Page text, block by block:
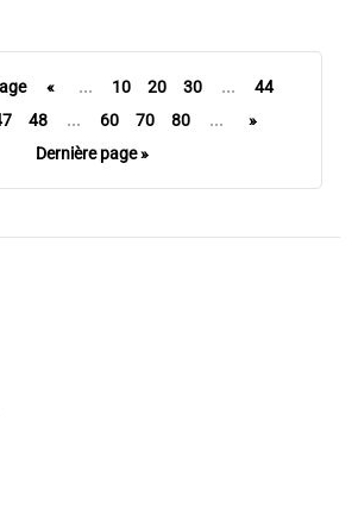
« ... 10 20 30 ...
44
48 ... 60 70 80 ...
»
Dernière page »